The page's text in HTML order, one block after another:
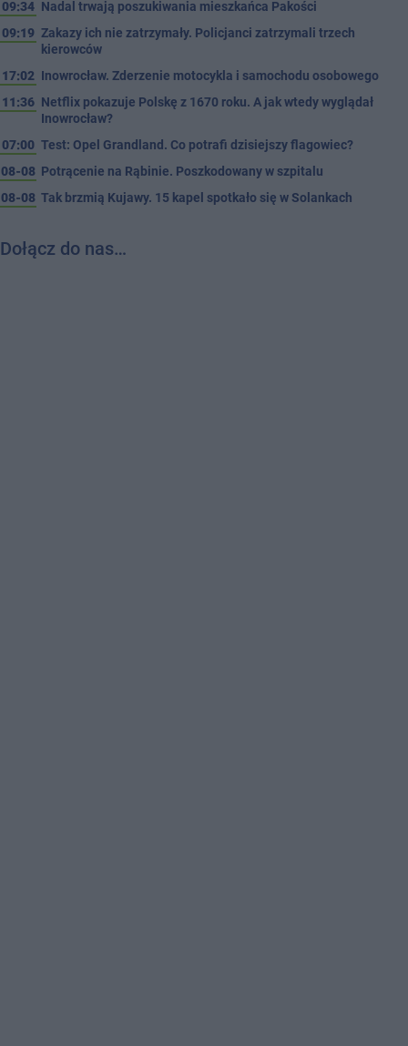
09:34 Nadal trwają poszukiwania mieszkańca Pakości
09:19 Zakazy ich nie zatrzymały. Policjanci zatrzymali trzech
kierowców
17:02 Inowrocław. Zderzenie motocykla i samochodu osobowego
11:36 Netflix pokazuje Polskę z 1670 roku. A jak wtedy wyglądał
Inowrocław?
07:00 Test: Opel Grandland. Co potrafi dzisiejszy flagowiec?
08-08 Potrącenie na Rąbinie. Poszkodowany w szpitalu
08-08 Tak brzmią Kujawy. 15 kapel spotkało się w Solankach
Dołącz do nas…